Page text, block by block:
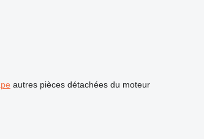
autres pièces détachées du moteur